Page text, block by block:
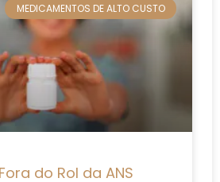
MEDICAMENTOS DE ALTO CUSTO
do Rol da ANS